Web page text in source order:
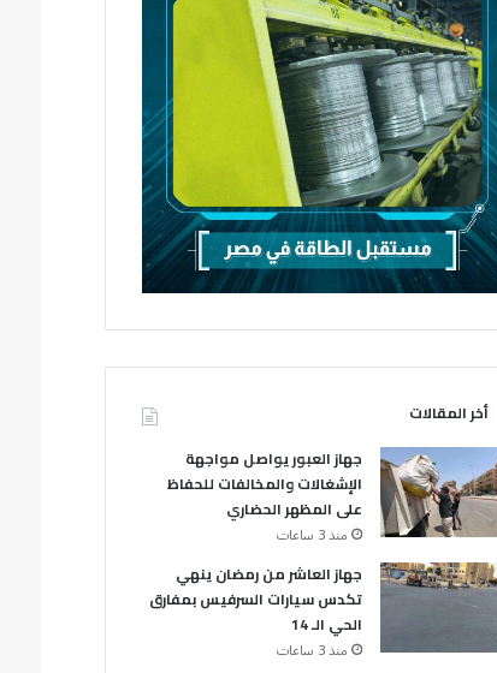
أخر المقالات
جهاز العبور يواصل مواجهة
الإشغالات والمخالفات للحفاظ
على المظهر الحضاري
منذ 3 ساعات
جهاز العاشر من رمضان ينهي
تكدس سيارات السرفيس بمفارق
الحي الـ 14
منذ 3 ساعات